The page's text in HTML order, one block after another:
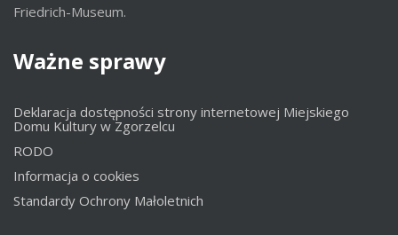
Friedrich-Museum.
Ważne sprawy
Deklaracja dostępności strony internetowej Miejskiego
Domu Kultury w Zgorzelcu
RODO
Informacja o cookies
Standardy Ochrony Małoletnich